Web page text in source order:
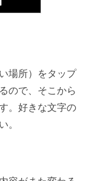
場所）をタップ
ので、そこから
。好きな文字の
。